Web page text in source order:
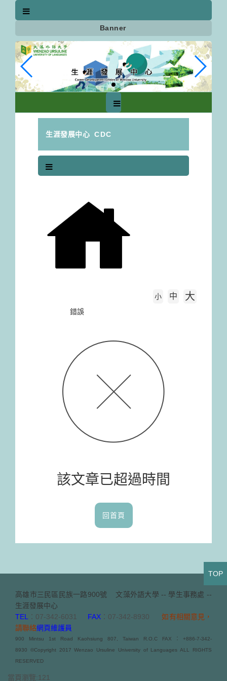
Banner
生涯發展中心 CDC
錯誤
小 中 大
該文章已超過時間
回首頁
高雄市三民區民族一路900號
文藻外語大學 -- 學生事務處 --
生涯發展中心
TEL
：07-342-6031 FAX：07-342-8930
如有相關意見，
請聯絡網頁維護員
900 Mintsu 1st Road Kaohsiung 807, Taiwan R.O.C FAX：+886-7-342-
8930 ©Copyright 2017 Wenzao Ursuline University of Languages ALL RIGHTS
RESERVED
當頁瀏覽:121
TOP